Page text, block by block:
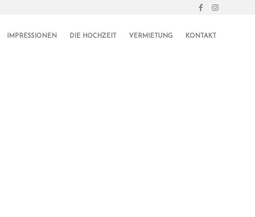
IMPRESSIONEN DIE HOCHZEIT VERMIETUNG KONTAKT